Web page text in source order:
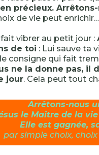
précieux.
de vie peut enrichir…
fait vibrer au petit jour :
de toi : Lui sauve ta
consigne qui fait
ne la donne pas, il
jour. Cela peut tout
Arrêtons-nous
le Maître de la
Elle est gagnée,
par simple choix,